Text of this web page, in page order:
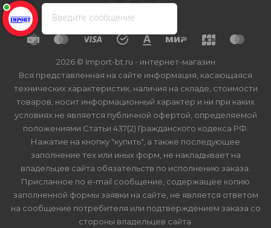
2026 © Import-bt.ru - интернет-магазин
Вся представленная на сайте информация, касающаяся
технических характеристик, наличия на складе, стоимости
товаров, носит информационный характер и ни при каких
условиях не является публичной офертой, определяемой
положениями Статьи 437(2) Гражданского кодекса РФ.
Нажатие на кнопку "купить", а также последующее
заполнение тех или иных форм, не накладывает на
владельцев сайта обязательств по исполнению заказа.
Присланное по e-mail сообщение, содержащее копию
заполненной формы заявки на сайте, не является ответом
на сообщение потребителя или подтверждением заказа со
стороны владельцев сайта.
Введите сообщение